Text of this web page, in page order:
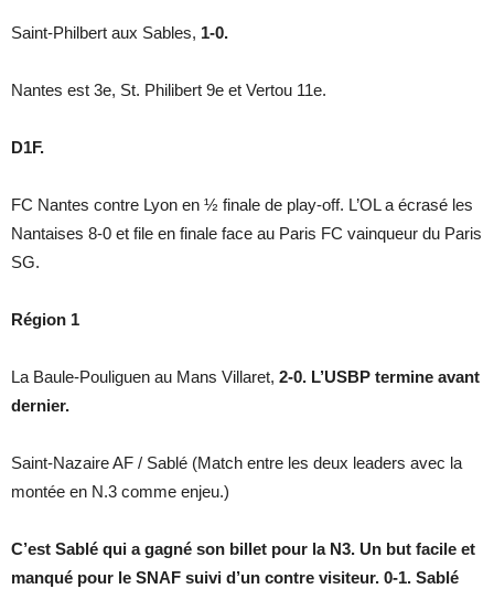
Saint-Philbert aux Sables, 1-0.
Nantes est 3e, St. Philibert 9e et Vertou 11e.
D1F.
FC Nantes contre Lyon en ½ finale de play-off. L’OL a écrasé les
Nantaises 8-0 et file en finale face au Paris FC vainqueur du Paris
SG.
Région 1
La Baule-Pouliguen au Mans Villaret, 2-0. L’USBP termine avant
dernier.
Saint-Nazaire AF / Sablé (Match entre les deux leaders avec la
montée en N.3 comme enjeu.)
C’est Sablé qui a gagné son billet pour la N3. Un but facile et
manqué pour le SNAF suivi d’un contre visiteur. 0-1. Sablé